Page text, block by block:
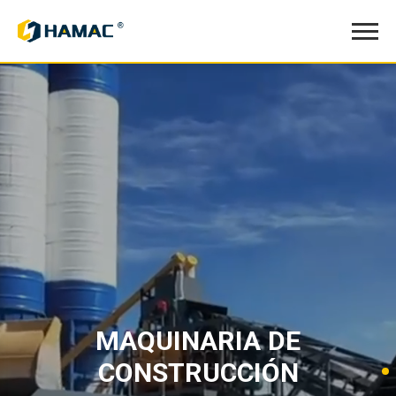
MAQUINARIA DE
CONSTRUCCIÓN
Planta de Chancado y Clasificación de Agregados